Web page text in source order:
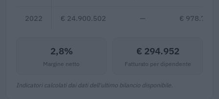
2022 € 24.900.502 — € 978.777
2,8%
Margine netto
€ 294.952
Fatturato per dipendente
Indicatori calcolati dai dati dell'ultimo bilancio disponibile.